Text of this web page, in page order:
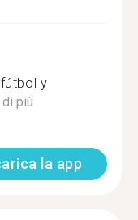
y
più
la app